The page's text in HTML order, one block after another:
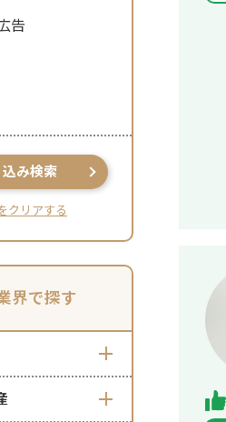
告
み検索
クリアする
界で探す